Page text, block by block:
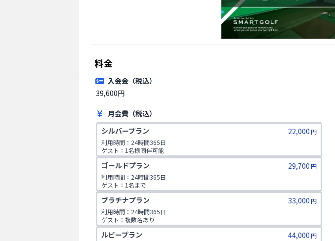
料金
入会金（税込）
39,600円
月会費（税込）
シルバープラン
22,000円
利用時間：24時間365日
ゲスト：1名様同伴可能
ゴールドプラン 29,700円
利用時間：24時間365日
ゲスト：1名まで
1日2コマ予約可
プラチナプラン 33,000円
利用時間：24時間365日
ゲスト：複数名あり
1日2コマ予約可
ルビープラン 44,000円